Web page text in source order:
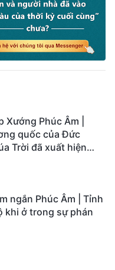
Xướng Phúc Âm |
quốc của Đức
Trời đã xuất hiện
ngắn Phúc Âm | Tỉnh
khi ở trong sự phán